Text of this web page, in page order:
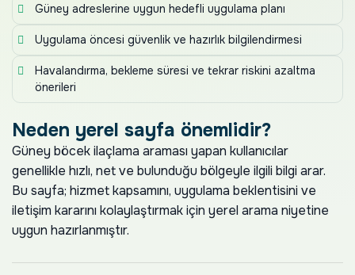
Güney adreslerine uygun hedefli uygulama planı
Uygulama öncesi güvenlik ve hazırlık bilgilendirmesi
Havalandırma, bekleme süresi ve tekrar riskini azaltma
önerileri
Neden yerel sayfa önemlidir?
Güney böcek ilaçlama araması yapan kullanıcılar
genellikle hızlı, net ve bulunduğu bölgeyle ilgili bilgi arar.
Bu sayfa; hizmet kapsamını, uygulama beklentisini ve
iletişim kararını kolaylaştırmak için yerel arama niyetine
uygun hazırlanmıştır.